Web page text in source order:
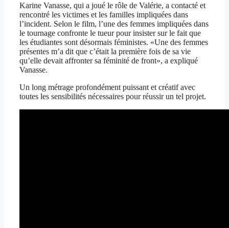
Karine Vanasse, qui a joué le rôle de Valérie, a contacté et
rencontré les victimes et les familles impliquées dans
l’incident. Selon le film, l’une des femmes impliquées dans
le tournage confronte le tueur pour insister sur le fait que
les étudiantes sont désormais féministes. «Une des femmes
présentes m’a dit que c’était la première fois de sa vie
qu’elle devait affronter sa féminité de front», a expliqué
Vanasse.
Un long métrage profondément puissant et créatif avec
toutes les sensibilités nécessaires pour réussir un tel projet.